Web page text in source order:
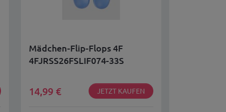
Mädchen-Flip-Flops 4F
4FJRSS26FSLIF074-33S
14,99 € JETZT KAUFEN